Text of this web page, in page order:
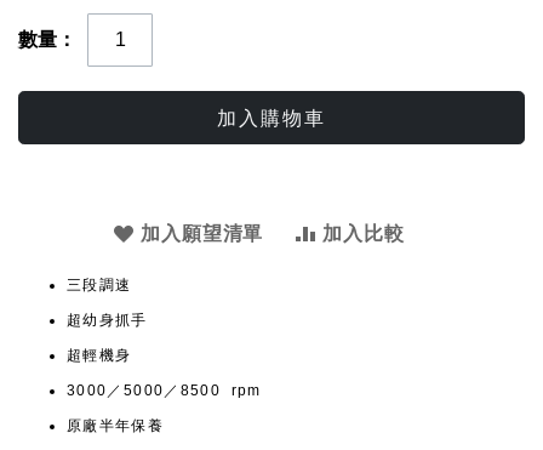
數量
加入購物車
加入願望清單 加入比較
三段調速
超幼身抓手
超輕機身
3000／5000／8500 rpm
原廠半年保養
gallery